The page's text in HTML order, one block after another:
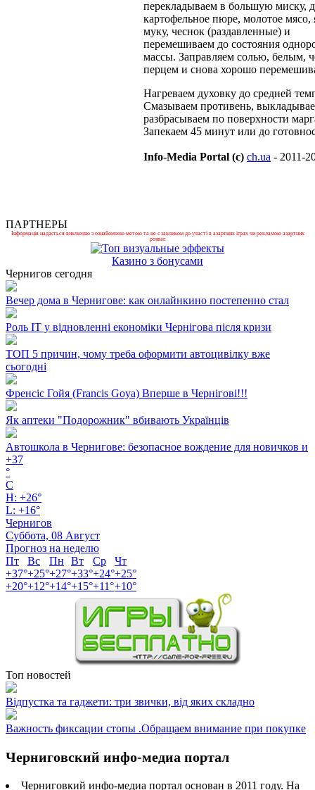
перекладываем в большую миску,
картофельное пюре, молотое мясо,
муку, чеснок (раздавленные) и
перемешиваем до состояния
массы. Заправляем солью, белым,
перцем и снова хорошо
Нагреваем духовку до средней
Смазываем противень,
разбрасываем по поверхности
Запекаем 45 минут или до
Info-Media Portal (c) ch.ua - 2011-
ПАРТНЕРЫ
Інформація надається виключно з ознайомчою метою та не є закликом до участі в азартних іграх чи рекламою азартних
розваг.
Казино з бонусами
Чернигов сегодня
Вечер дома в Чернигове: как онлайнкино постепенно стал
Роль ІТ у відновленні економіки Чернігова після кризи
ТОП 5 причин, чому треба оформити автоцивілку вже
сьогодні
Френсіс Гойя (Francis Goya) Вперше в Чернігові!!!
Як аптеки "Подорожник" вбивають Українців
Автошкола в Чернигове: безопасное вождение для новичков и
+37
°
C
H: +26°
L: +16°
Чернигов
Суббота, 08 Август
Прогноз на неделю
Пт
Вс Пн Вт Ср
Чт
+37°+25°+27°+33°+24°+25°
+20°+12°+14°+15°+11°+10°
Топ новостей
Відпустка та гаджети: три звички, від яких складно
Важность фиксации стопы .Обращаем внимание при покупке
Черниговский инфо-медиа портал
Черниговкий инфо-медиа портал основан в 2011 году. На